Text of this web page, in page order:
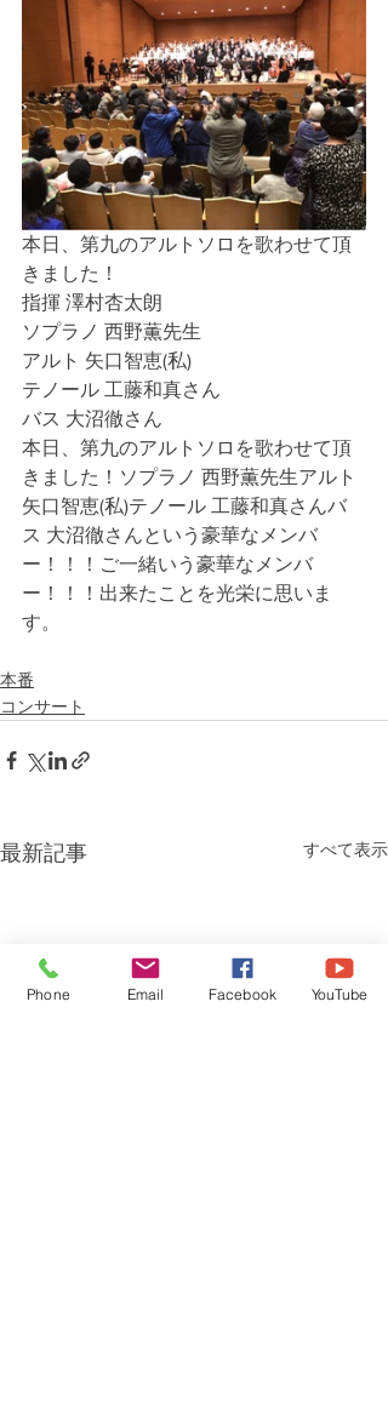
本日、第九のアルトソロを歌わせて頂
きました！
指揮 澤村杏太朗
ソプラノ 西野薫先生
アルト 矢口智恵(私)
テノール 工藤和真さん
バス 大沼徹さん
本日、第九のアルトソロを歌わせて頂
きました！ソプラノ 西野薫先生アルト
矢口智恵(私)テノール 工藤和真さんバ
ス 大沼徹さんという豪華なメンバ
ー！！！ご一緒いう豪華なメンバ
ー！！！出来たことを光栄に思いま
す。
本番
コンサート
最新記事 すべて表示
Phone Email Facebook YouTube